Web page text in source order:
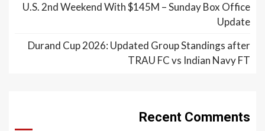
U.S. 2nd Weekend With $145M – Sunday Box Office
Update
Durand Cup 2026: Updated Group Standings after
TRAU FC vs Indian Navy FT
Recent Comments